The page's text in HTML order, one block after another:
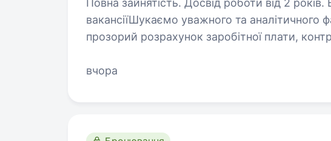
Повна зайнятість. Досвід роботи від 2 років.
вакансіїШукаємо уважного та аналітичного
прозорий розрахунок заробітної плати,
вчора